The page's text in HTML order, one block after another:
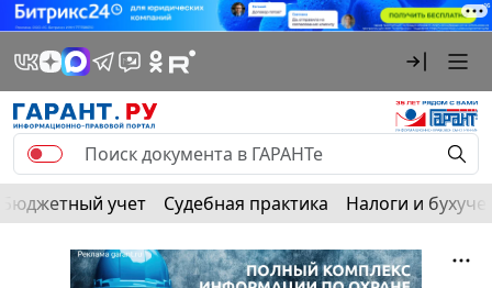
Бюджетный учет Судебная практика Налоги и